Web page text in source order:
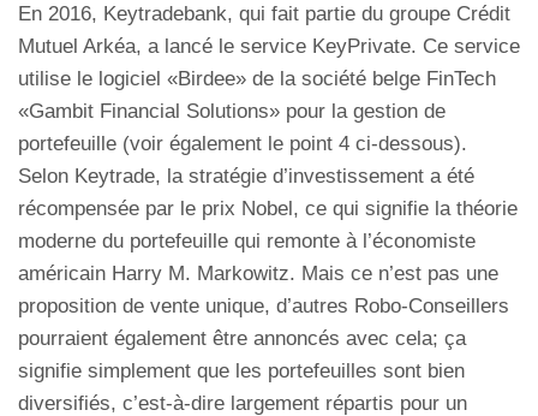
En 2016, Keytradebank, qui fait partie du groupe Crédit
Mutuel Arkéa, a lancé le service KeyPrivate. Ce service
utilise le logiciel «Birdee» de la société belge FinTech
«Gambit Financial Solutions» pour la gestion de
portefeuille (voir également le point 4 ci-dessous).
Selon Keytrade, la stratégie d’investissement a été
récompensée par le prix Nobel, ce qui signifie la théorie
moderne du portefeuille qui remonte à l’économiste
américain Harry M. Markowitz. Mais ce n’est pas une
proposition de vente unique, d’autres Robo-Conseillers
pourraient également être annoncés avec cela; ça
signifie simplement que les portefeuilles sont bien
diversifiés, c’est-à-dire largement répartis pour un